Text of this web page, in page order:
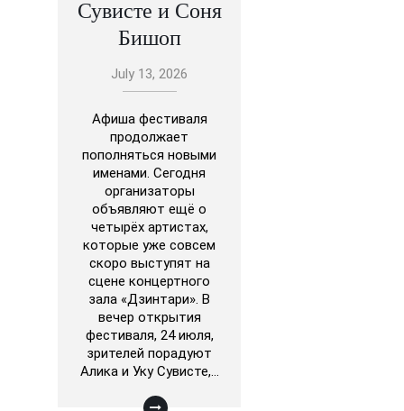
Сувисте и Соня
Бишоп
July 13, 2026
Афиша фестиваля
продолжает
пополняться новыми
именами. Сегодня
организаторы
объявляют ещё о
четырёх артистах,
которые уже совсем
скоро выступят на
сцене концертного
зала «Дзинтари». В
вечер открытия
фестиваля, 24 июля,
зрителей порадуют
Алика и Уку Сувисте,…